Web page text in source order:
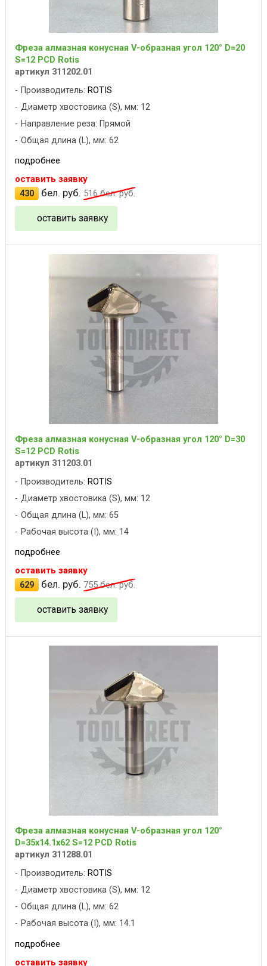
Фреза алмазная конусная V-образная угол 120° D=20
S=12 PCD Rotis
артикул 311202.01
Производитель: ROTIS
Диаметр хвостовика (S), мм: 12
Направление реза: Прямой
Общая длина (L), мм: 62
подробнее
оставить заявку
430
бел. руб. 516бел. руб.
оставить заявку
Фреза алмазная конусная V-образная угол 120° D=30
S=12 PCD Rotis
артикул 311203.01
Производитель: ROTIS
Диаметр хвостовика (S), мм: 12
Общая длина (L), мм: 65
Рабочая высота (I), мм: 14
подробнее
оставить заявку
629
бел. руб. 755бел. руб.
оставить заявку
Фреза алмазная конусная V-образная угол 120°
D=35x14.1x62 S=12 PCD Rotis
артикул 311288.01
Производитель: ROTIS
Диаметр хвостовика (S), мм: 12
Общая длина (L), мм: 62
Рабочая высота (I), мм: 14.1
подробнее
оставить заявку